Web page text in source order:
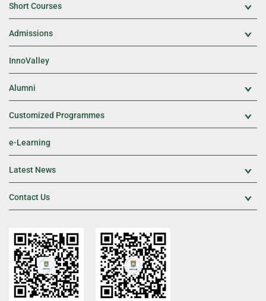
Short Courses
Admissions
InnoValley
Alumni
Customized Programmes
e-Learning
Latest News
Contact Us